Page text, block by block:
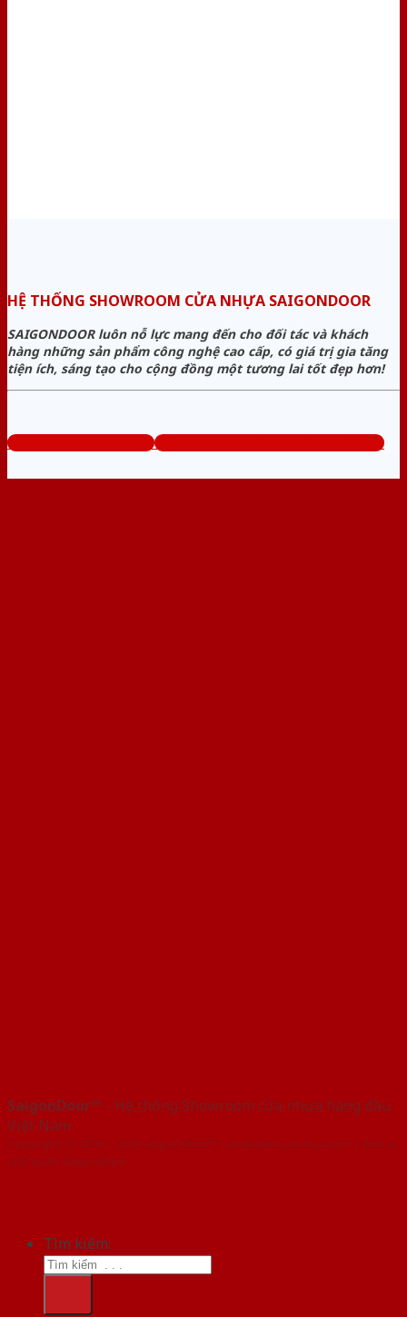
HỆ THỐNG SHOWROOM CỬA NHỰA SAIGONDOOR
SAIGONDOOR luôn nỗ lực mang đến cho đối tác và khách
hàng những sản phẩm công nghệ cao cấp, có giá trị gia tăng
tiện ích, sáng tạo cho cộng đồng một tương lai tốt đẹp hơn!
www.cuanhuagiago.com Tổng đài tư vấn miễn phí: 0824.400.400
SaigonDoor™ - Hệ thống Showroom cửa nhựa hàng đầu
Việt Nam
Copyright ⓒ 2016 – 2026 SaigonDoor™ - www.bancuanhua.com | Đơn vị
chủ quản SaigonDoor
Tìm kiếm: